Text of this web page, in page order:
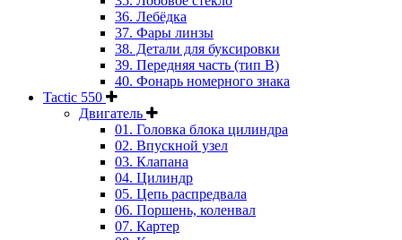
36. Лебёдка
37. Фары линзы
38. Детали для буксировки
39. Передняя часть (тип B)
40. Фонарь номерного знака
Tactic 550
Двигатель
01. Головка блока цилиндра
02. Впускной узел
03. Клапана
04. Цилиндр
05. Цепь распредвала
06. Поршень, коленвал
07. Картер